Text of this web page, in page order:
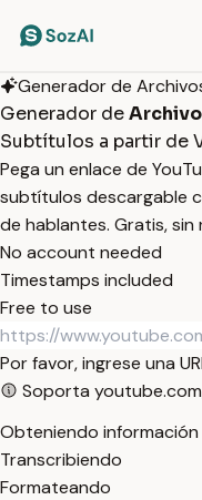
Generador de
Generador de
Subtítulos a partir de
Pega un enlace de
subtítulos descargable
de hablantes. Gratis, sin
No account needed
Timestamps included
Free to use
Por favor, ingrese una
Soporta
Obteniendo información
Transcribiendo
Formateando